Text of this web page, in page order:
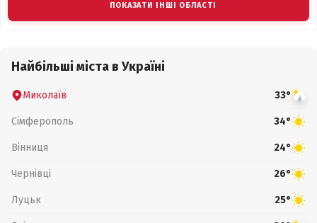
ПОКАЗАТИ ІНШІ ОБЛАСТІ
Найбільші міста в Україні
Миколаїв 33°
Сімферополь 34°
Вінниця 24°
Чернівці 26°
Луцьк 25°